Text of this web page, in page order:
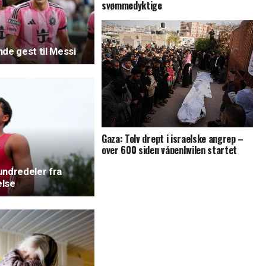
gest til Messi
fra
svømmedyktige
Gaza: Tolv drept i israelske angrep –
over 600 siden våpenhvilen startet